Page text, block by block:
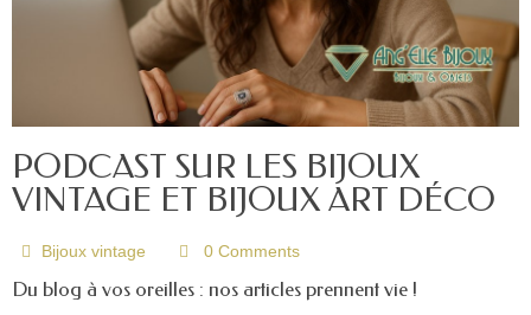
PODCAST SUR LES BIJOUX
VINTAGE ET BIJOUX ART DÉCO
Bijoux vintage 0 Comments
Du blog à vos oreilles : nos articles prennent vie !